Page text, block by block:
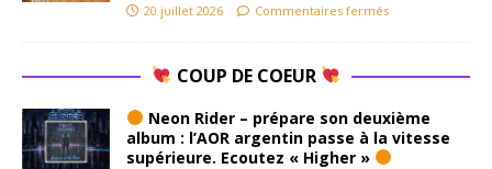
20 juillet 2026 Commentaires fermés
COUP DE COEUR
Neon Rider – prépare son deuxième
album : l’AOR argentin passe à la vitesse
supérieure. Ecoutez « Higher »